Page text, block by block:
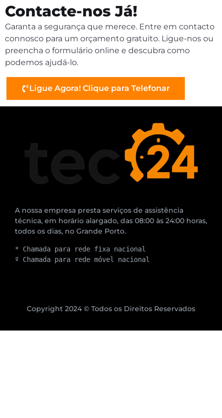
Contacte-nos Já!
Garanta a segurança que merece. Entre em contacto
connosco para um orçamento gratuito. Ligue-nos ou
preencha o formulário online e descubra como
podemos ajudá-lo.
Ligue Agora! Clique para Telefonar
A nossa empresa presta serviços de assistência
técnica, em horário alargado, das 08:00 às 24:00 horas,
todos os dias, no Grande Porto.
* Chamada para rede fixa nacional
º Chamada para rede móvel nacional
Copyright 2024 © Todos os Direitos Reservados